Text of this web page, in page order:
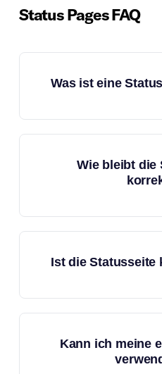
Status Pages FAQ
Was ist eine
Wie bleibt die
Ist die Statusseite
Kann ich meine